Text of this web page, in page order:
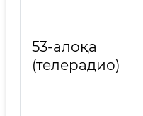
53-алоқа
(телерадио)